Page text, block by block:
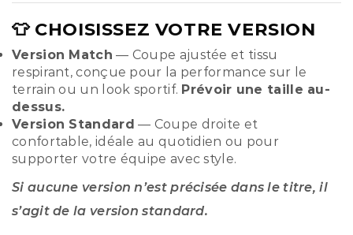
👕 CHOISISSEZ VOTRE VERSION
Version Match — Coupe ajustée et tissu
respirant, conçue pour la performance sur le
terrain ou un look sportif. Prévoir une taille au-
dessus.
Version Standard — Coupe droite et
confortable, idéale au quotidien ou pour
supporter votre équipe avec style.
Si aucune version n’est précisée dans le titre, il
s’agit de la version standard.